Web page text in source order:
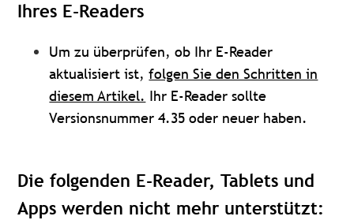
Ihres E-Readers
Um zu überprüfen, ob Ihr E-Reader
aktualisiert ist,folgen Sie den Schritten in
diesem Artikel. Ihr E-Reader sollte
Versionsnummer 4.35 oder neuer haben.
Die folgenden E-Reader, Tablets und
Apps werden nicht mehr unterstützt: